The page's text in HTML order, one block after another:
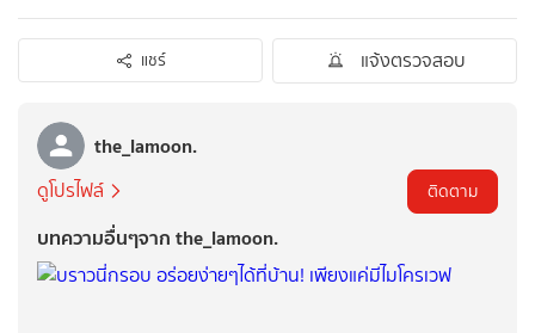
แชร์ แจ้งตรวจสอบ
the_lamoon.
ดูโปรไฟล์ ติดตาม
บทความอื่นๆจาก the_lamoon.